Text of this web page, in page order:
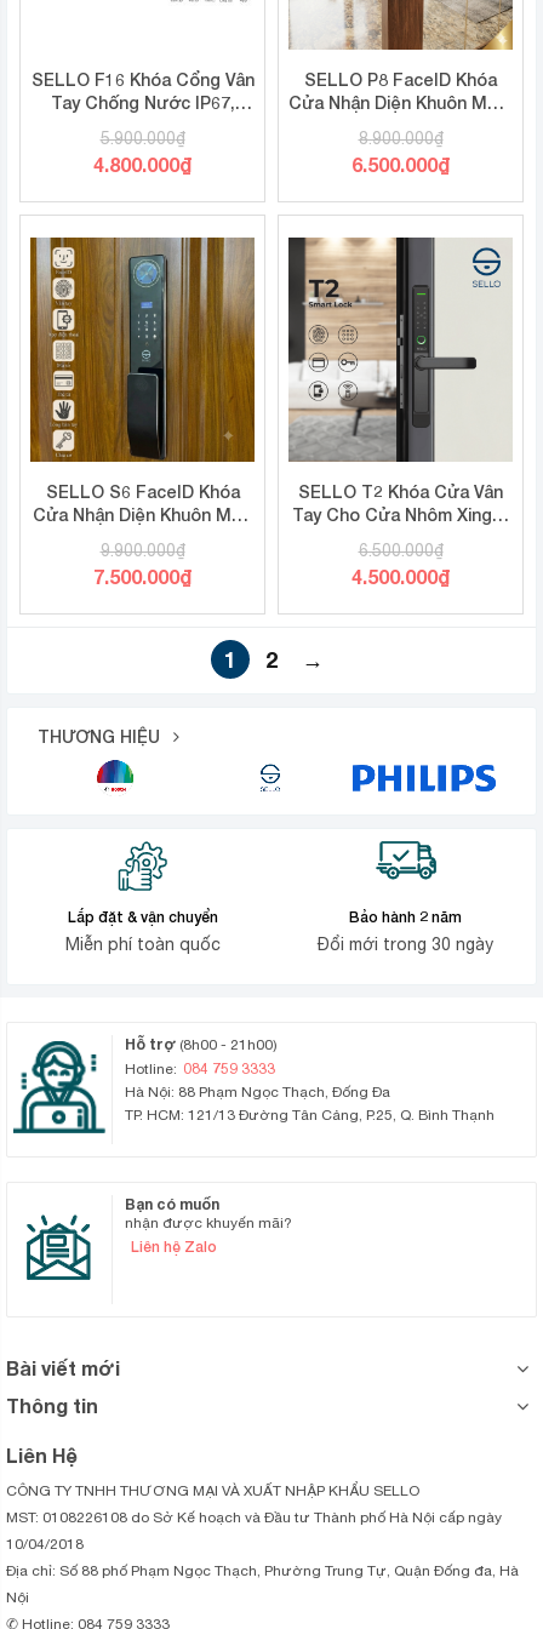
SELLO F16 Khóa Cổng Vân
Tay Chống Nước IP67,
5.900.000₫
Giá
là:
5.900.000₫.
4.800.000₫
Giá
tại
là:
4.800.000₫.
SELLO P8 FaceID Khóa
Cửa Nhận Diện Khuôn Mặt |
mạch, App Tuya WiFi
8.900.000₫
Giá
là:
8.900.000₫.
6.500.000₫
Giá
là:
6.500.000₫.
SELLO S6 FaceID Khóa
Cửa Nhận Diện Khuôn Mặt,
WiFi
9.900.000₫
Giá
9.900.000₫.
7.500.000₫
Giá
SELLO T2 Khóa Cửa Vân
Tay Cho Cửa Nhôm Xingfa
TTLock
6.500.000₫
Giá
4.500.000₫
Giá
1 2 →
THƯƠNG HIỆU
Lắp đặt & vận chuyển
Miễn phí toàn quốc
Bảo hành 2 năm
Đổi mới trong 30 ngày
Hỗ trợ (8h00 - 21h00)
Hotline: 084 759 3333
Hà Nội: 88 Phạm Ngọc Thạch, Đống Đa
TP. HCM: 121/13 Đường Tân Cảng, P.25, Q. Bình Thạnh
Bạn có muốn
nhận được khuyến mãi?
Liên hệ Zalo
Bài viết mới
Thông tin
Liên Hệ
CÔNG TY TNHH THƯƠNG MẠI VÀ XUẤT NHẬP KHẨU SELLO
MST: 0108226108 do Sở Kế hoạch và Đầu tư Thành phố Hà Nội cấp ngày
10/04/2018
Địa chỉ: Số 88 phố Phạm Ngọc Thạch, Phường Trung Tự, Quận Đống đa, Hà
Nội
✆ Hotline: 084 759 3333